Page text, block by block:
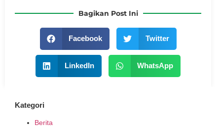
Bagikan Post Ini
Facebook Twitter
LinkedIn WhatsApp
Kategori
Berita